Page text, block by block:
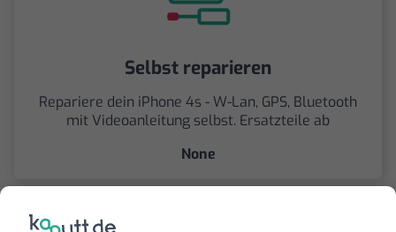
Selbst reparieren
Repariere dein iPhone 4s - W-Lan, GPS, Bluetooth
mit Videoanleitung selbst. Ersatzteile ab
None